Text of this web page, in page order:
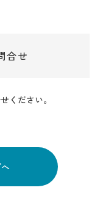
合せ
ください。